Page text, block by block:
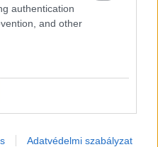
authentication
and other
Adatvédelmi szabályzat